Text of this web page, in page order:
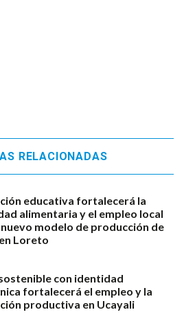
RELACIONADAS
educativa fortalecerá la
alimentaria y el empleo local
nuevo modelo de producción de
Loreto
con identidad
fortalecerá el empleo y la
productiva en Ucayali